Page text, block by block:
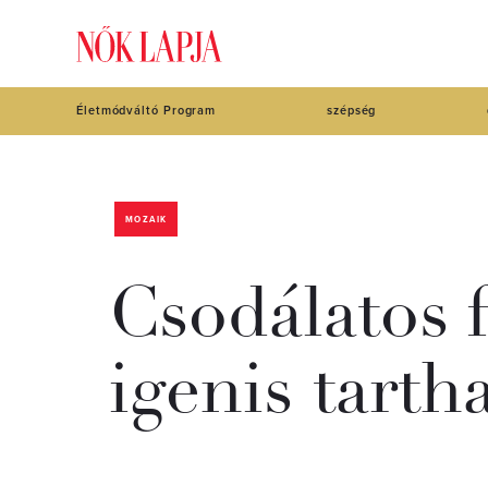
Életmódváltó Program szépség
MOZAIK
Csodálatos
igenis